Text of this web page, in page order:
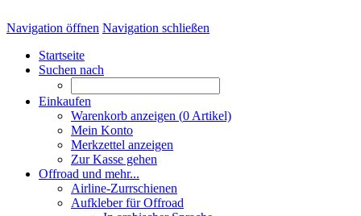
Navigation öffnen Navigation schließen
Startseite
Suchen nach
Einkaufen
Warenkorb anzeigen (0 Artikel)
Mein Konto
Merkzettel anzeigen
Zur Kasse gehen
Offroad und mehr...
Airline-Zurrschienen
Aufkleber für Offroad